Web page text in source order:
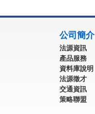
公司簡介
法源資訊
產品服務
資料庫說明
法源徵才
交通資訊
策略聯盟